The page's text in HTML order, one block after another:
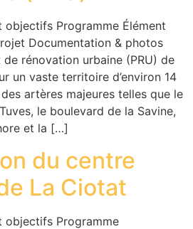
objectifs Programme Élément
Documentation & photos
rénovation urbaine (PRU) de
un vaste territoire d’environ 14
artères majeures telles que le
le boulevard de la Savine,
et la […]
du centre
La Ciotat
objectifs Programme